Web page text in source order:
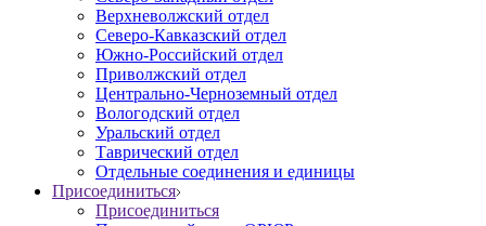
Верхневолжский отдел
Северо-Кавказский отдел
Южно-Российский отдел
Приволжский отдел
Центрально-Черноземный отдел
Вологодский отдел
Уральский отдел
Таврический отдел
Отдельные соединения и единицы
Присоединиться
Присоединиться